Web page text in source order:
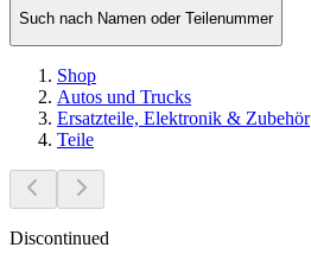
Such nach Namen oder Teilenummer
Shop
Autos und Trucks
Ersatzteile, Elektronik & Zubehör
Teile
Discontinued